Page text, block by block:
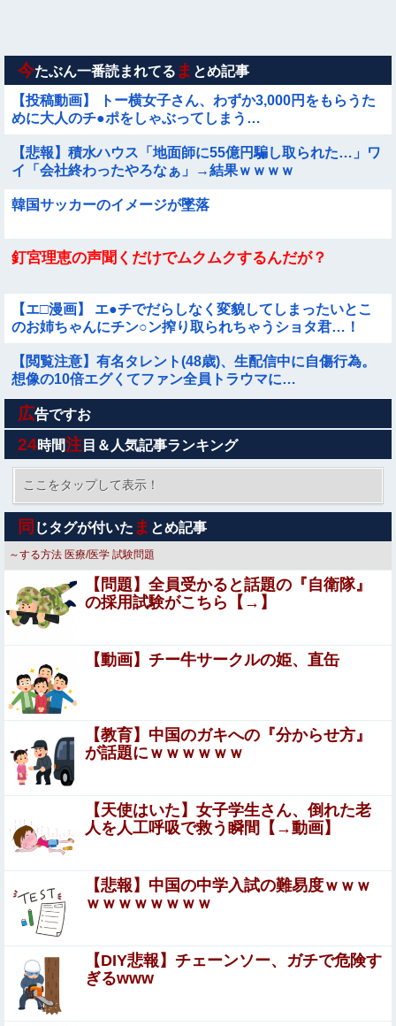
今たぶん一番読まれてる ま とめ記事
【投稿動画】 トー横女子さん、わずか3,000円をもらうた
めに大人のチ●ポをしゃぶってしまう…
【悲報】積水ハウス「地面師に55億円騙し取られた…」ワ
イ「会社終わったやろなぁ」→結果ｗｗｗｗ
韓国サッカーのイメージが墜落
釘宮理恵の声聞くだけでムクムクするんだが？
【エ□漫画】 エ●チでだらしなく変貌してしまったいとこ
のお姉ちゃんにチン○ン搾り取られちゃうショタ君…！
【閲覧注意】有名タレント(48歳)、生配信中に自傷行為。
想像の10倍エグくてファン全員トラウマに…
【朗報】🍱 AKB小栗有以ﾁｬﾝと伊藤百花ﾁｬﾝの 手作りお弁
当が食べれるイベント参加者募集 🍱【AKB48ゆいゆい・
いともも・41日後に放送す...
ワイ「子供2人目欲しいんやが、、、」ヨッメ「金は？育
児は？私の仕事は？キャリアは？」
【悲報】Z世代「求刑7年のジャンポケ斎藤は口封じに被害
者殺した方が量刑軽かっただろ」←1万いいね
可愛すぎるおむすび屋さん（28）、新店舗に4000万円ク
ラファンした成功した結果弱男集団から叩かれてしまうｗ
ｗｗｗ
ワイの職場の後輩女子、かわいくていい匂いするけどマジ
【動画】ロシア軍のドローンをネット発射装置で撃墜する
ウクライナ。
【日向坂46】坂井新奈、単独で外番組初出演ｷﾀ━(ﾟ
∀ﾟ)━!!!!他
エロ漫画『後輩の小悪魔地雷女子をデカチンで理解らせる
【動画】えちえち巨乳JD2人組、川遊び中にチャラ男にナ
ンパされるｗ
【ウマ娘】ライトオはこういう事言う
【速報】 日向坂46、18thシングル『イチャイチ
ャ虫』の発売が決定！！
【ラブライブ！】最も拭きたくなる下乳イラストを作った
人が優勝
広告ですお
24時間注 目＆人気記事ランキング
ここをタップして表示！
同 じタグが付いた ま とめ記事
～する方法 医療/医学 試験問題
【問題】全員受かると話題の『自衛隊』
の採用試験がこちら【→】
【動画】チー牛サークルの姫、直缶
【教育】中国のガキへの『分からせ方』
が話題にｗｗｗｗｗｗ
【天使はいた】女子学生さん、倒れた老
人を人工呼吸で救う瞬間【→動画】
【悲報】中国の中学入試の難易度ｗｗｗ
ｗｗｗｗｗｗｗｗ
【DIY悲報】チェーンソー、ガチで危険す
ぎるwww